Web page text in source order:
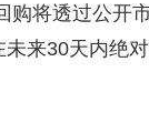
购将透过公开
来30天内绝